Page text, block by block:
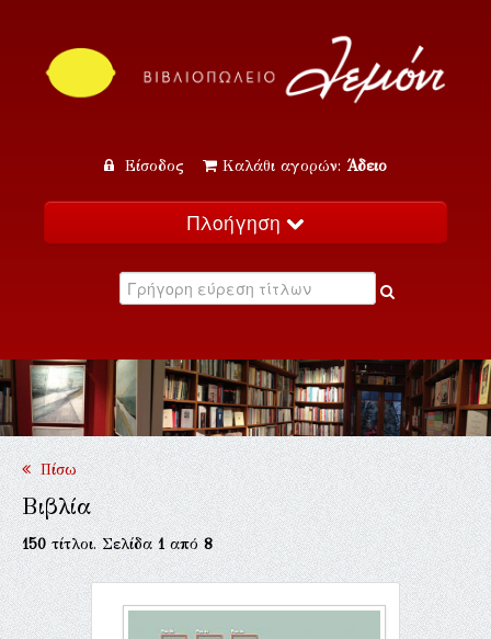
Είσοδος Καλάθι αγορών: Άδειο
Πλοήγηση
Κατάλογος
Εκδηλώσεις
Επικοινωνία
Πίσω
Βιβλία
150τίτλοι. Σελίδα1από8